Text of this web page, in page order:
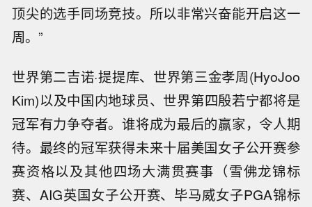
顶尖的选手同场竞技。所以非常兴奋能开启这一
周。”
世界第二吉诺·提提库、世界第三金孝周(HyoJoo
Kim)以及中国内地球员、世界第四殷若宁都将是
冠军有力争夺者。谁将成为最后的赢家，令人期
待。最终的冠军获得未来十届美国女子公开赛参
赛资格以及其他四场大满贯赛事（雪佛龙锦标
赛、AIG英国女子公开赛、毕马威女子PGA锦标